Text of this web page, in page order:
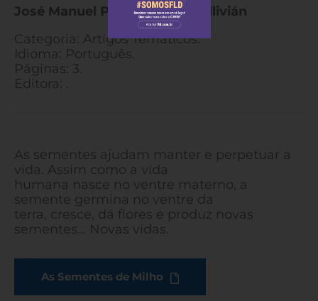
José Manuel P. Palazuelos Ballivián
Categoria: Artigos Temáticos.
Idioma: Português.
Páginas: 3.
Editora: .
As sementes ajudam manter e perpetuar a
vida. Assim como a vida
humana nasce no ventre materno, a
semente germina no ventre da
terra, cresce, dá flores e produz novas
sementes… Novas vidas.
As Sementes de Milho